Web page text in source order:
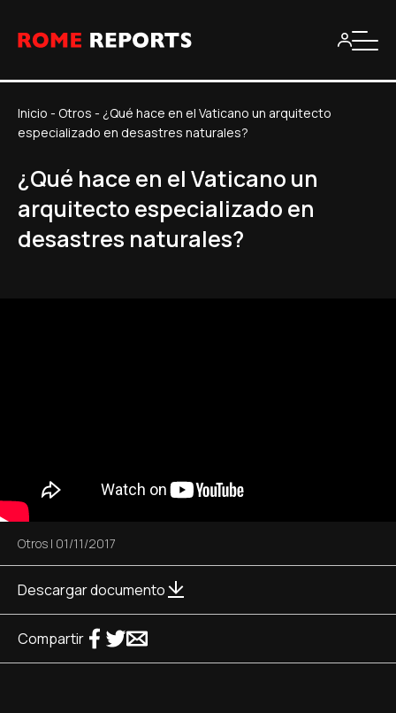
Inicio - Otros - ¿Qué hace en el Vaticano un arquitecto
especializado en desastres naturales?
¿Qué hace en el Vaticano un
arquitecto especializado en
desastres naturales?
Otros | 01/11/2017
Descargar documento
Compartir